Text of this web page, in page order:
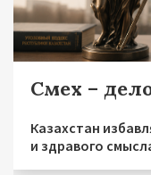
Смех –
Казахстан
и здравого